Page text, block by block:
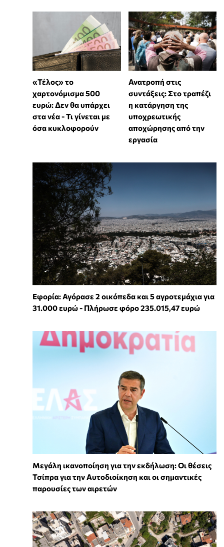
«Τέλος» το
χαρτονόμισμα 500
ευρώ: Δεν θα υπάρχει
στα νέα - Τι γίνεται με
όσα κυκλοφορούν
Ανατροπή στις
συντάξεις: Στο τραπέζι
η κατάργηση της
υποχρεωτικής
αποχώρησης από την
εργασία
Εφορία: Αγόρασε 2 οικόπεδα και 5 αγροτεμάχια για
31.000 ευρώ - Πλήρωσε φόρο 235.015,47 ευρώ
Μεγάλη ικανοποίηση για την εκδήλωση: Οι θέσεις
Τσίπρα για την Αυτοδιοίκηση και οι σημαντικές
παρουσίες των αιρετών